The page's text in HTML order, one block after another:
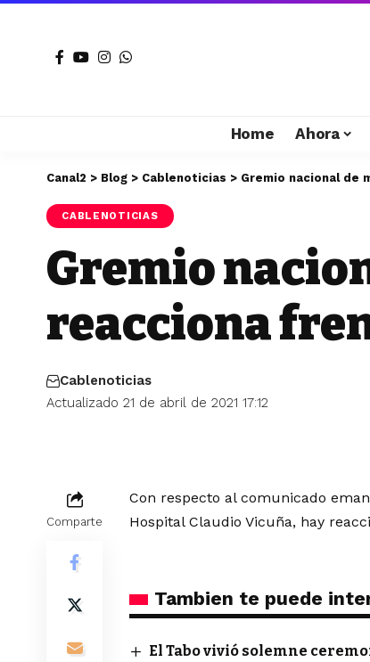
Home Ahora
Canal2 > Blog > Cablenoticias > Gremio nacional de
CABLENOTICIAS
Gremio
reacciona
Actualizado 21 de abril de 2021 17:12
Cablenoticias
Comparte
Con respecto al comunicado
Hospital Claudio Vicuña, hay
Tambien te puede
El Tabo vivió solemne